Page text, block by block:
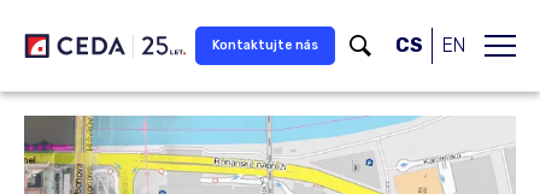
Kontaktujte nás CS EN